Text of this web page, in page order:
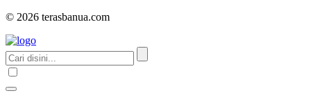
© 2026 terasbanua.com